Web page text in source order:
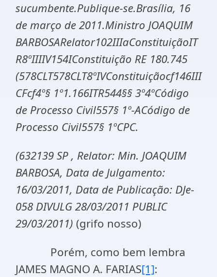
sucumbente.Publique-se.Brasília, 16
de março de 2011.Ministro JOAQUIM
BARBOSARelator102IIIaConstituiçãoIT
R8ºIIIIV154IConstituição RE 180.745
(578CLT578CLT8ºIVConstituiçãocf146III
CFcf4º§ 1º1.166ITR544§§ 3º4ºCódigo
de Processo Civil557§ 1º-ACódigo de
Processo Civil557§ 1ºCPC.
(632139 SP , Relator: Min. JOAQUIM
BARBOSA, Data de Julgamento:
16/03/2011, Data de Publicação: DJe-
058 DIVULG 28/03/2011 PUBLIC
29/03/2011) (grifo nosso)
Porém, como bem lembra
JAMES MAGNO A. FARIAS[1]: